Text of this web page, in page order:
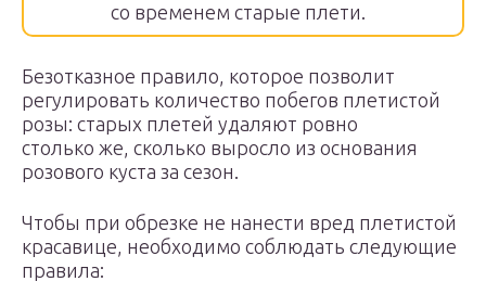
со временем старые плети.
Безотказное правило, которое позволит
регулировать количество побегов плетистой
розы: старых плетей удаляют ровно
столько же, сколько выросло из основания
розового куста за сезон.
Чтобы при обрезке не нанести вред плетистой
красавице, необходимо соблюдать следующие
правила: